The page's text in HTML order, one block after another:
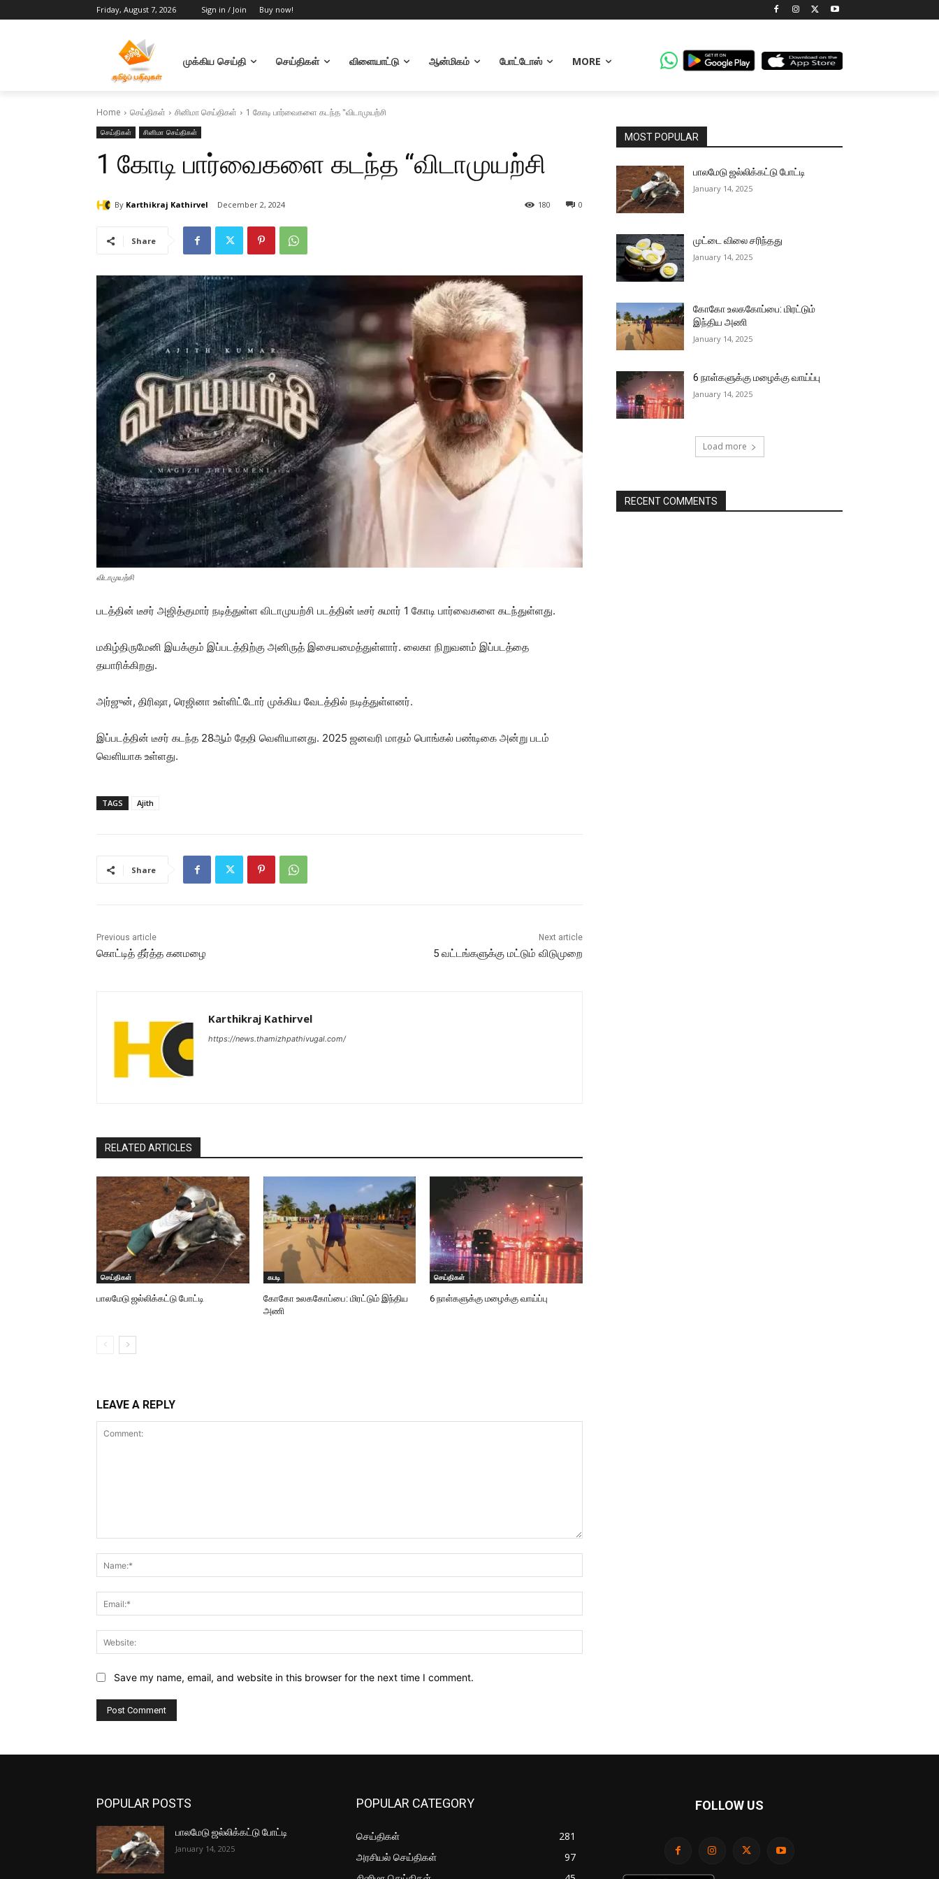
Friday, August 7, 2026 Sign in / Join Buy now!
முக்கிய செய்தி செய்திகள் விளையாட்டு ஆன்மிகம் போட்டோஸ் MORE
Home செய்திகள் சினிமா செய்திகள் 1 கோடி பார்வைகளை கடந்த "விடாமுயற்சி
செய்திகள் சினிமா செய்திகள்
1 கோடி பார்வைகளை கடந்த “விடாமுயற்சி
By Karthikraj Kathirvel December 2, 2024 0
180
Share
விடாமுயற்சி
படத்தின் டீசர் அஜித்குமார் நடித்துள்ள விடாமுயற்சி படத்தின் டீசர் சுமார் 1 கோடி பார்வைகளை கடந்துள்ளது.
மகிழ்திருமேனி இயக்கும் இப்படத்திற்கு அனிருத் இசையமைத்துள்ளார். லைகா நிறுவனம் இப்படத்தை
தயாரிக்கிறது.
அர்ஜுன், திரிஷா, ரெஜினா உள்ளிட்டோர் முக்கிய வேடத்தில் நடித்துள்ளனர்.
இப்படத்தின் டீசர் கடந்த 28ஆம் தேதி வெளியானது. 2025 ஜனவரி மாதம் பொங்கல் பண்டிகை அன்று படம்
வெளியாக உள்ளது.
TAGS Ajith
Share
Previous article
கொட்டித் தீர்த்த கனமழை
Next article
5 வட்டங்களுக்கு மட்டும் விடுமுறை
Karthikraj Kathirvel
https://news.thamizhpathivugal.com/
RELATED ARTICLES
செய்திகள்
பாலமேடு ஜல்லிக்கட்டு போட்டி
கபடி
கோகோ உலககோப்பை: மிரட்டும் இந்திய
அணி
செய்திகள்
6 நாள்களுக்கு மழைக்கு வாய்ப்பு
LEAVE A REPLY
Save my name, email, and website in this browser for the next time I comment.
MOST POPULAR
பாலமேடு ஜல்லிக்கட்டு போட்டி
January 14, 2025
முட்டை விலை சரிந்தது
January 14, 2025
கோகோ உலககோப்பை: மிரட்டும்
இந்திய அணி
January 14, 2025
6 நாள்களுக்கு மழைக்கு வாய்ப்பு
January 14, 2025
Load more
RECENT COMMENTS
POPULAR POSTS
பாலமேடு ஜல்லிக்கட்டு போட்டி
January 14, 2025
POPULAR CATEGORY
செய்திகள்
281
அரசியல் செய்திகள்
97
FOLLOW US